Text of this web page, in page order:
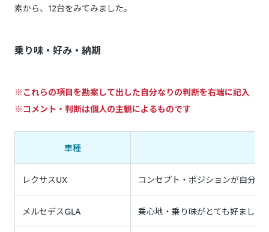
素から、12台をみてみました。
乗り味・好み・納期
※これらの項目を勘案して出した自分なりの判断を右端に記入
※コメント・判断は個人の主観によるものです
車種
レクサスUX コンセプト・ポジションが自分
メルセデスGLA 乗心地・乗り味がとても好まし